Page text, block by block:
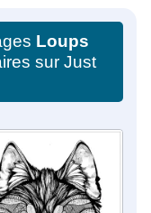
Loups
sur Just